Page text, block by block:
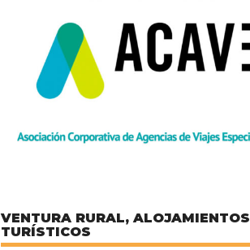
VENTURA RURAL, ALOJAMIENTOS
TURÍSTICOS